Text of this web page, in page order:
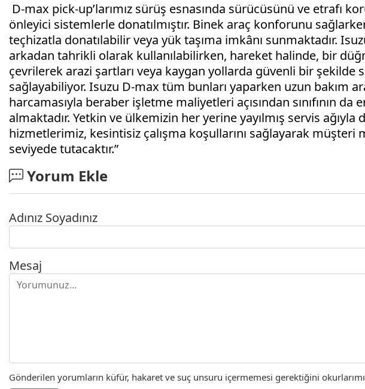
D-max pick-up’larımız sürüş esnasında sürücüsünü ve etrafı
önleyici sistemlerle donatılmıştır. Binek araç konforunu
teçhizatla donatılabilir veya yük taşıma imkânı sunmaktadır.
arkadan tahrikli olarak kullanılabilirken, hareket halinde, bir
çevrilerek arazi şartları veya kaygan yollarda güvenli bir şekilde
sağlayabiliyor. Isuzu D-max tüm bunları yaparken uzun bakım
harcamasıyla beraber işletme maliyetleri açısından sınıfının da
almaktadır. Yetkin ve ülkemizin her yerine yayılmış servis ağıyla
hizmetlerimiz, kesintisiz çalışma koşullarını sağlayarak
seviyede tutacaktır.”
Yorum Ekle
Adınız Soyadınız
Mesaj
Gönderilen yorumların küfür, hakaret ve suç unsuru içermemesi gerektiğini